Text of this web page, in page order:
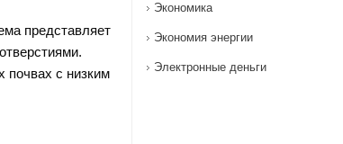
представляет
почвах с низким
Экономика
Экономия энергии
Электронные деньги